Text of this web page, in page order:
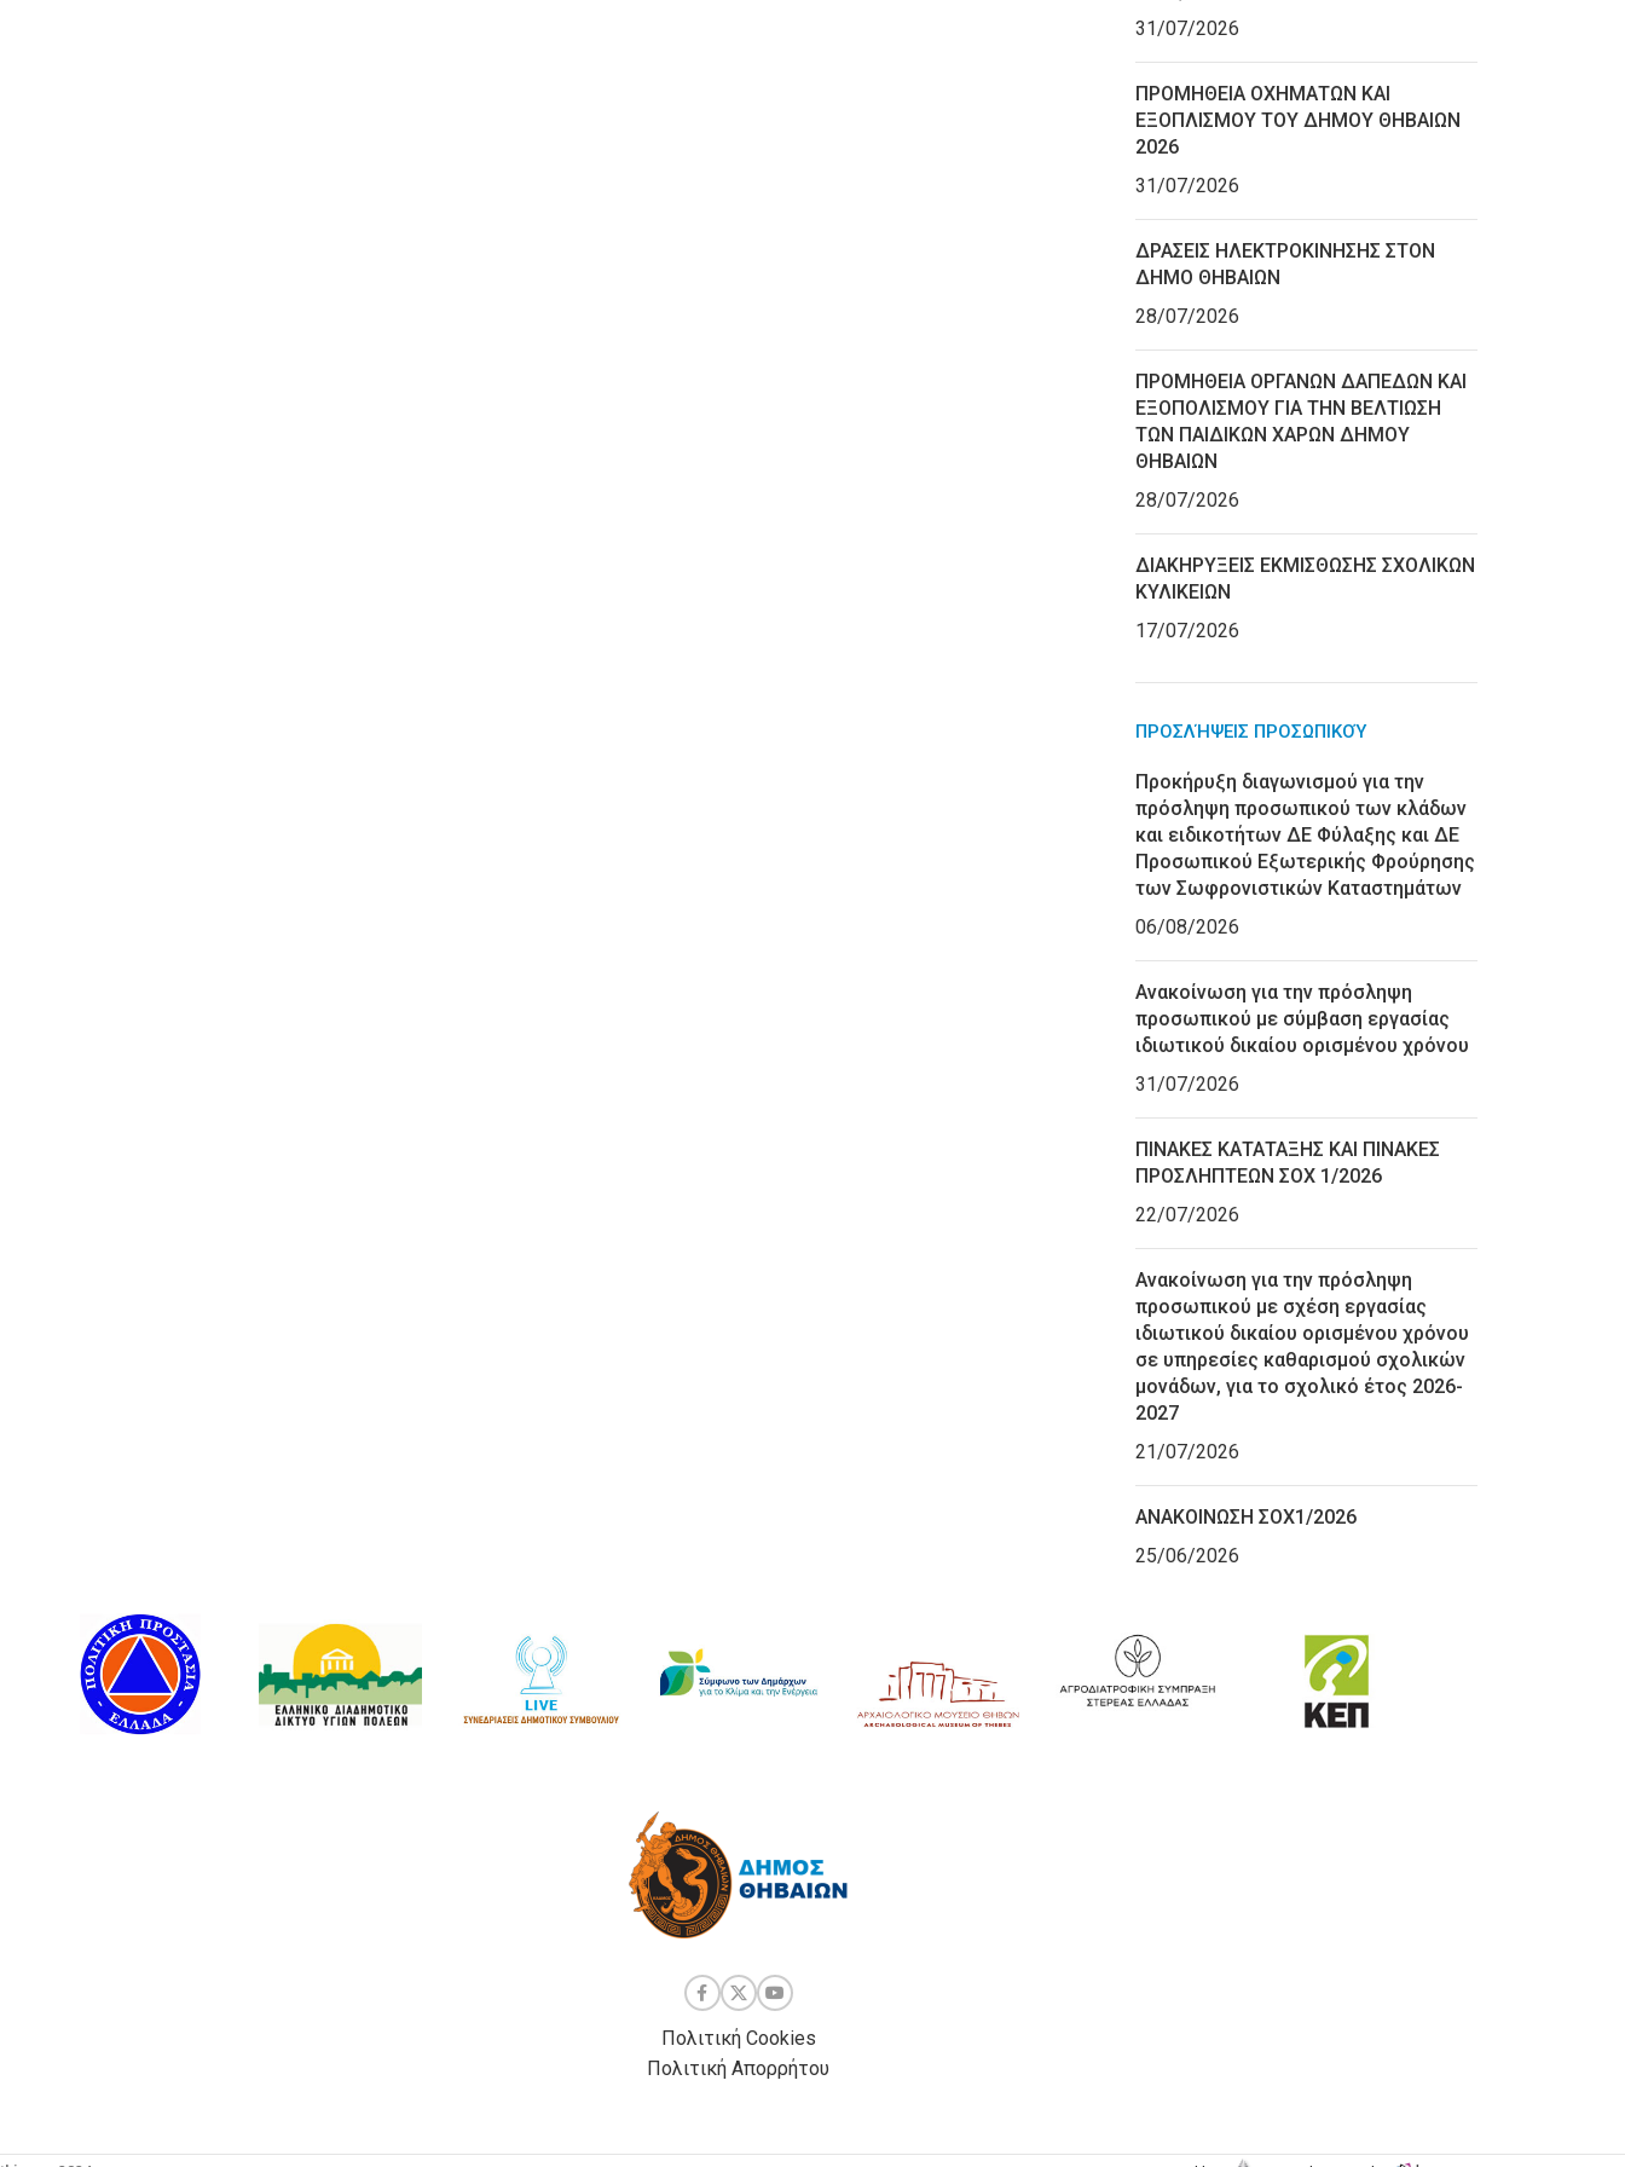
31/07/2026
ΠΡΟΜΗΘΕΙΑ ΟΧΗΜΑΤΩΝ ΚΑΙ
ΕΞΟΠΛΙΣΜΟΥ ΤΟΥ ΔΗΜΟΥ ΘΗΒΑΙΩΝ
2026
31/07/2026
ΔΡΑΣΕΙΣ ΗΛΕΚΤΡΟΚΙΝΗΣΗΣ ΣΤΟΝ
ΔΗΜΟ ΘΗΒΑΙΩΝ
28/07/2026
ΠΡΟΜΗΘΕΙΑ ΟΡΓΑΝΩΝ ΔΑΠΕΔΩΝ ΚΑΙ
ΕΞΟΠΟΛΙΣΜΟΥ ΓΙΑ ΤΗΝ ΒΕΛΤΙΩΣΗ
ΤΩΝ ΠΑΙΔΙΚΩΝ ΧΑΡΩΝ ΔΗΜΟΥ
ΘΗΒΑΙΩΝ
28/07/2026
ΔΙΑΚΗΡΥΞΕΙΣ ΕΚΜΙΣΘΩΣΗΣ ΣΧΟΛΙΚΩΝ
ΚΥΛΙΚΕΙΩΝ
17/07/2026
ΠΡΟΣΛΉΨΕΙΣ ΠΡΟΣΩΠΙΚΟΎ
Προκήρυξη διαγωνισμού για την
πρόσληψη προσωπικού των κλάδων
και ειδικοτήτων ΔΕ Φύλαξης και ΔΕ
Προσωπικού Εξωτερικής Φρούρησης
των Σωφρονιστικών Καταστημάτων
06/08/2026
Ανακοίνωση για την πρόσληψη
προσωπικού με σύμβαση εργασίας
ιδιωτικού δικαίου ορισμένου χρόνου
31/07/2026
ΠΙΝΑΚΕΣ ΚΑΤΑΤΑΞΗΣ ΚΑΙ ΠΙΝΑΚΕΣ
ΠΡΟΣΛΗΠΤΕΩΝ ΣΟΧ 1/2026
22/07/2026
Ανακοίνωση για την πρόσληψη
προσωπικού με σχέση εργασίας
ιδιωτικού δικαίου ορισμένου χρόνου
σε υπηρεσίες καθαρισμού σχολικών
μονάδων, για το σχολικό έτος 2026-
2027
21/07/2026
ΑΝΑΚΟΙΝΩΣΗ ΣΟΧ1/2026
25/06/2026
Πολιτική Cookies
Πολιτική Απορρήτου